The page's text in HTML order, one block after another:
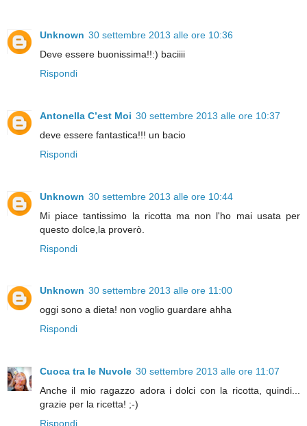
Unknown 30 settembre 2013 alle ore 10:36
Deve essere buonissima!!:) baciiii
Rispondi
Antonella C’est Moi 30 settembre 2013 alle ore 10:37
deve essere fantastica!!! un bacio
Rispondi
Unknown 30 settembre 2013 alle ore 10:44
Mi piace tantissimo la ricotta ma non l'ho mai usata per
questo dolce,la proverò.
Rispondi
Unknown 30 settembre 2013 alle ore 11:00
oggi sono a dieta! non voglio guardare ahha
Rispondi
Cuoca tra le Nuvole 30 settembre 2013 alle ore 11:07
Anche il mio ragazzo adora i dolci con la ricotta, quindi...
grazie per la ricetta! ;-)
Rispondi